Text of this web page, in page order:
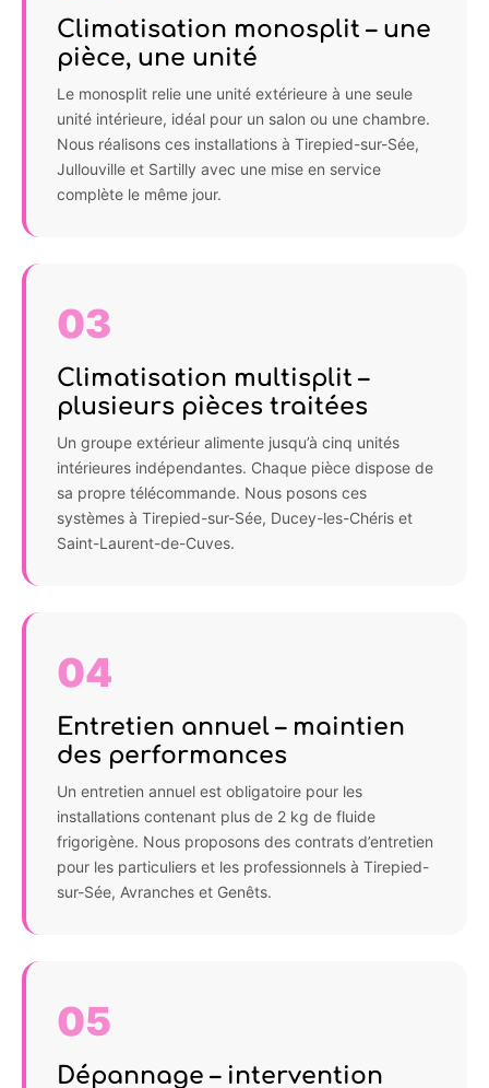
Climatisation monosplit – une
pièce, une unité
Le monosplit relie une unité extérieure à une seule
unité intérieure, idéal pour un salon ou une chambre.
Nous réalisons ces installations à Tirepied-sur-Sée,
Jullouville et Sartilly avec une mise en service
complète le même jour.
03
Climatisation multisplit –
plusieurs pièces traitées
Un groupe extérieur alimente jusqu’à cinq unités
intérieures indépendantes. Chaque pièce dispose de
sa propre télécommande. Nous posons ces
systèmes à Tirepied-sur-Sée, Ducey-les-Chéris et
Saint-Laurent-de-Cuves.
04
Entretien annuel – maintien
des performances
Un entretien annuel est obligatoire pour les
installations contenant plus de 2 kg de fluide
frigorigène. Nous proposons des contrats d’entretien
pour les particuliers et les professionnels à Tirepied-
sur-Sée, Avranches et Genêts.
05
Dépannage – intervention